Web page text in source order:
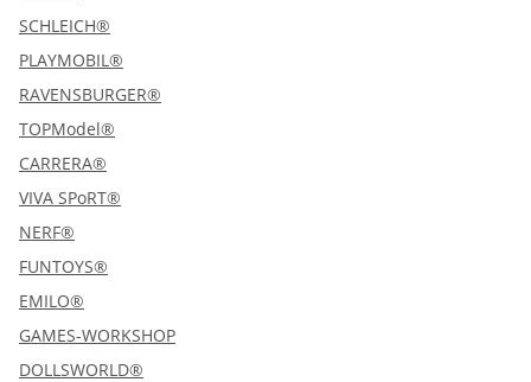
SCHLEICH®
PLAYMOBIL®
RAVENSBURGER®
TOPModel®
CARRERA®
VIVA SPoRT®
NERF®
FUNTOYS®
EMILO®
GAMES-WORKSHOP
DOLLSWORLD®